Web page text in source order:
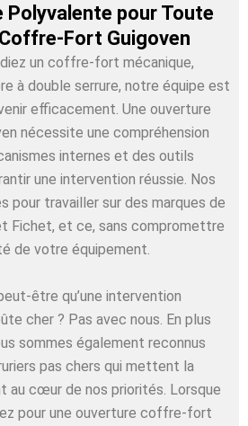
Polyvalente pour Toute
Fort Guigoven
un coffre-fort mécanique,
à double serrure, notre équipe est
efficacement. Une ouverture
nécessite une compréhension
internes et des outils
une intervention réussie. Nos
pour travailler sur des marques de
Fichet, et ce, sans compromettre
de votre équipement.
être qu’une intervention
cher ? Pas avec nous. En plus
sommes également reconnus
pas chers qui mettent la
au cœur de nos priorités. Lorsque
pour une ouverture coffre-fort